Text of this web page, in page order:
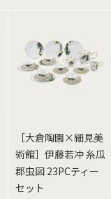
［大倉陶園×細見美
術館］伊藤若冲 糸瓜
郡虫図 23PCティー
セット